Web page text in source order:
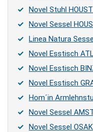
Novel Stuhl
Novel Sessel
Linea Natura
Novel Esstisch
Novel Esstisch
Novel Esstisch
Hom´in
Novel Sessel
Novel Sessel